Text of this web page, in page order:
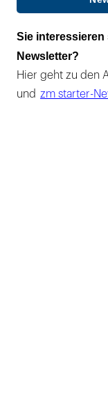
Sie
Newsletter?
Hier geht zu den
und zm starter-